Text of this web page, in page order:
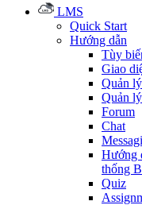
LMS
Quick Start
Hướng dẫn
Tùy
Giao
Quản
Quản
Forum
Chat
Hướng
thống
Quiz